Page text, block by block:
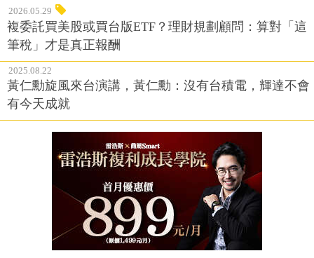
2026.05.29
複委託買美股或買台版ETF？理財規劃顧問：算對「這
筆稅」才是真正報酬
2025.08.22
黃仁勳旋風來台演講，黃仁勳：沒有台積電，輝達不會
有今天成就